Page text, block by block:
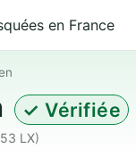
en France
✓ Vérifiée
LX)